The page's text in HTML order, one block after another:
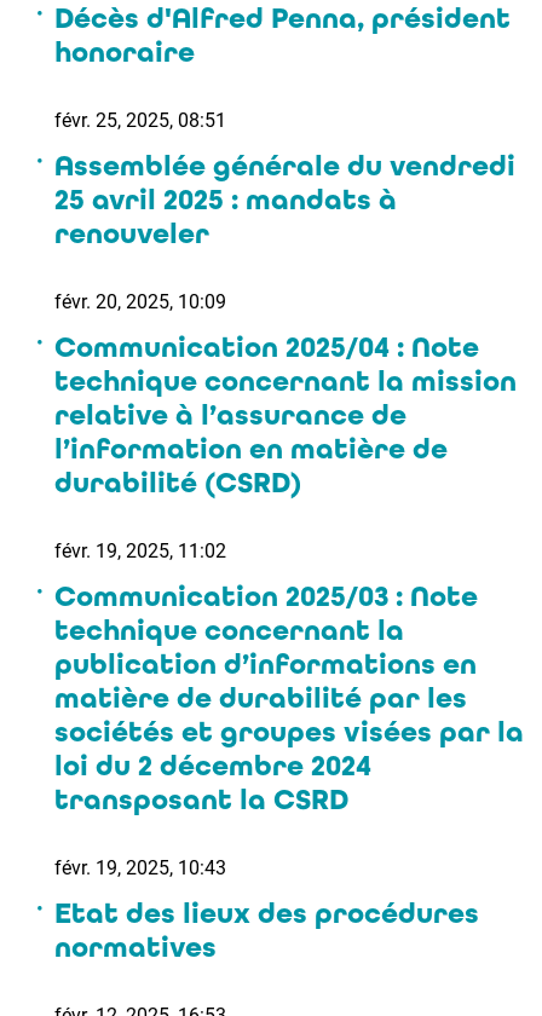
Décès d'Alfred Penna, président
honoraire
févr. 25, 2025, 08:51
Assemblée générale du vendredi
25 avril 2025 : mandats à
renouveler
févr. 20, 2025, 10:09
Communication 2025/04 : Note
technique concernant la mission
relative à l’assurance de
l’information en matière de
durabilité (CSRD)
févr. 19, 2025, 11:02
Communication 2025/03 : Note
technique concernant la
publication d’informations en
matière de durabilité par les
sociétés et groupes visées par la
loi du 2 décembre 2024
transposant la CSRD
févr. 19, 2025, 10:43
Etat des lieux des procédures
normatives